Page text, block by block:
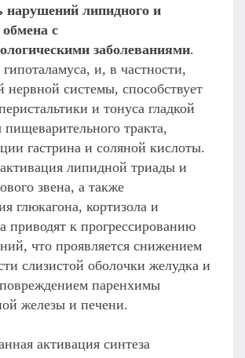
нарушений липидного и
обмена с
заболеваниями.
и, в частности,
нервной системы, способствует
и тонуса гладкой
тракта,
гастрина и соляной кислоты.
липидной триады и
звена, а также
глюкагона, кортизола и
приводят к прогрессированию
что проявляется снижением
слизистой оболочки желудка и
паренхимы
железы и печени.
активация синтеза